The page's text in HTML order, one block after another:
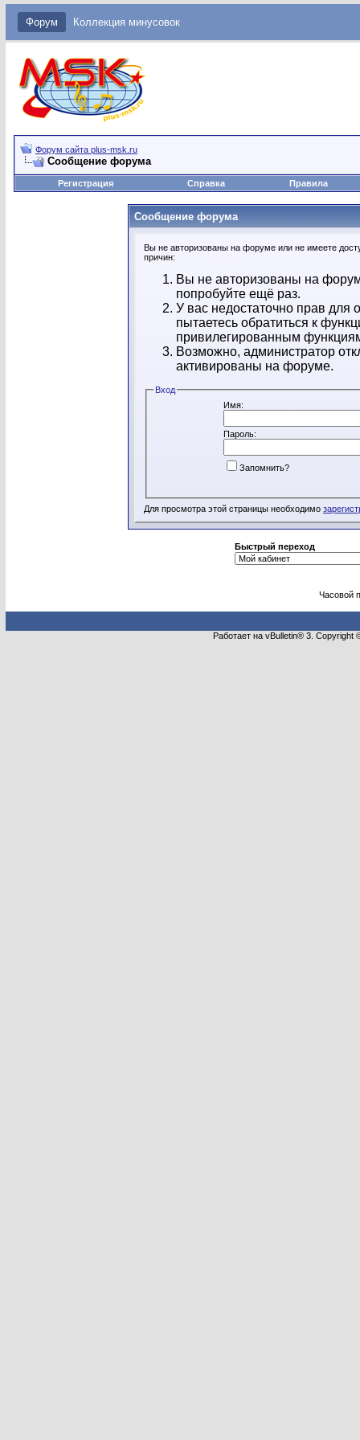
Форум Коллекция минусовок
Форум сайта plus-msk.ru
Сообщение форума
Регистрация Справка Правила
Сообщение форума
Вы не авторизованы на форуме или не имеете
причин:
Вы не авторизованы на
попробуйте ещё раз.
У вас недостаточно прав
пытаетесь обратиться к
привилегированным
Возможно, администратор
активированы на форуме.
Вход
Имя:
Пароль:
Запомнить?
Для просмотра этой страницы необходимо
Быстрый переход
Часовой
Работает на vBulletin® 3.